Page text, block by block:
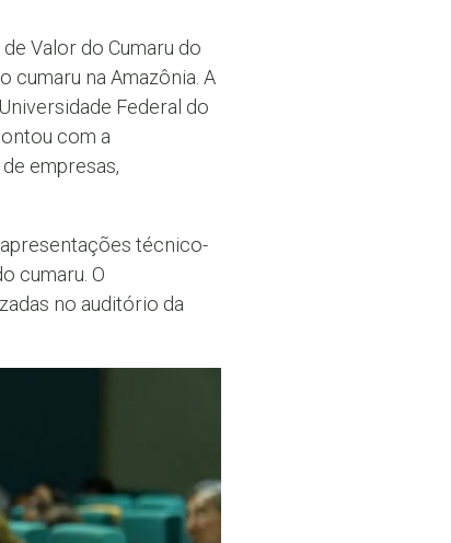
Valor do Cumaru do
cumaru na Amazônia. A
Federal do
com a
empresas,
técnico-
cumaru. O
no auditório da